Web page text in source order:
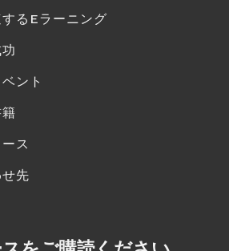
るEラーニング
ント
ス
先